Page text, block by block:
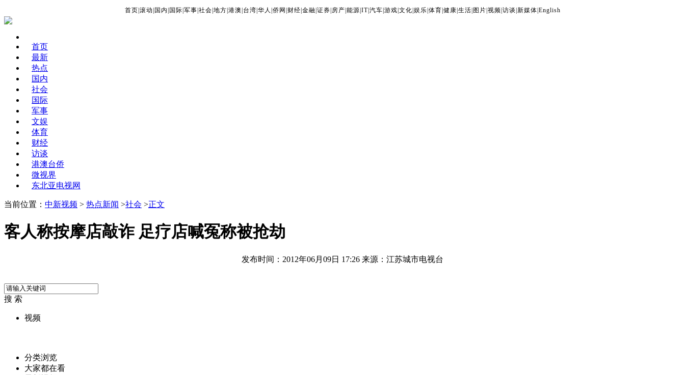
首页 滚动 国内 国际 军事 社会 地方 港澳 台湾 华人 侨网 财经 金融 证券 房产 能源 IT| 汽车 游戏 文化 娱乐 体育 健康 生活 图片 视频 访谈 新媒体 English
首页
最新
热点
国内
社会
国际
军事
文娱
体育
财经
访谈
港澳台侨
微视界
东北亚电视网
当前位置： 中新视频 > 热点新闻 >社会 >正文
客人称按摩店敲诈 足疗店喊冤称被抢劫
发布时间：2012年06月09日 17:26 来源：江苏城市电视台
搜 索
视频
分类浏览
大家都在看